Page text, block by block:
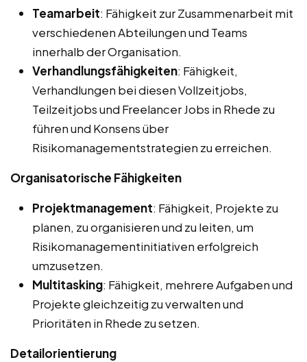
Teamarbeit: Fähigkeit zur Zusammenarbeit mit
verschiedenen Abteilungen und Teams
innerhalb der Organisation.
Verhandlungsfähigkeiten: Fähigkeit,
Verhandlungen bei diesen Vollzeitjobs,
Teilzeitjobs und Freelancer Jobs in Rhede zu
führen und Konsens über
Risikomanagementstrategien zu erreichen.
Organisatorische Fähigkeiten
Projektmanagement: Fähigkeit, Projekte zu
planen, zu organisieren und zu leiten, um
Risikomanagementinitiativen erfolgreich
umzusetzen.
Multitasking: Fähigkeit, mehrere Aufgaben und
Projekte gleichzeitig zu verwalten und
Prioritäten in Rhede zu setzen.
Detailorientierung